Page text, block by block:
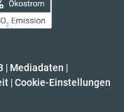
| Mediadaten |
| Cookie-Einstellungen